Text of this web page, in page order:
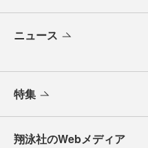
ニュース
特集
翔泳社のWebメディア